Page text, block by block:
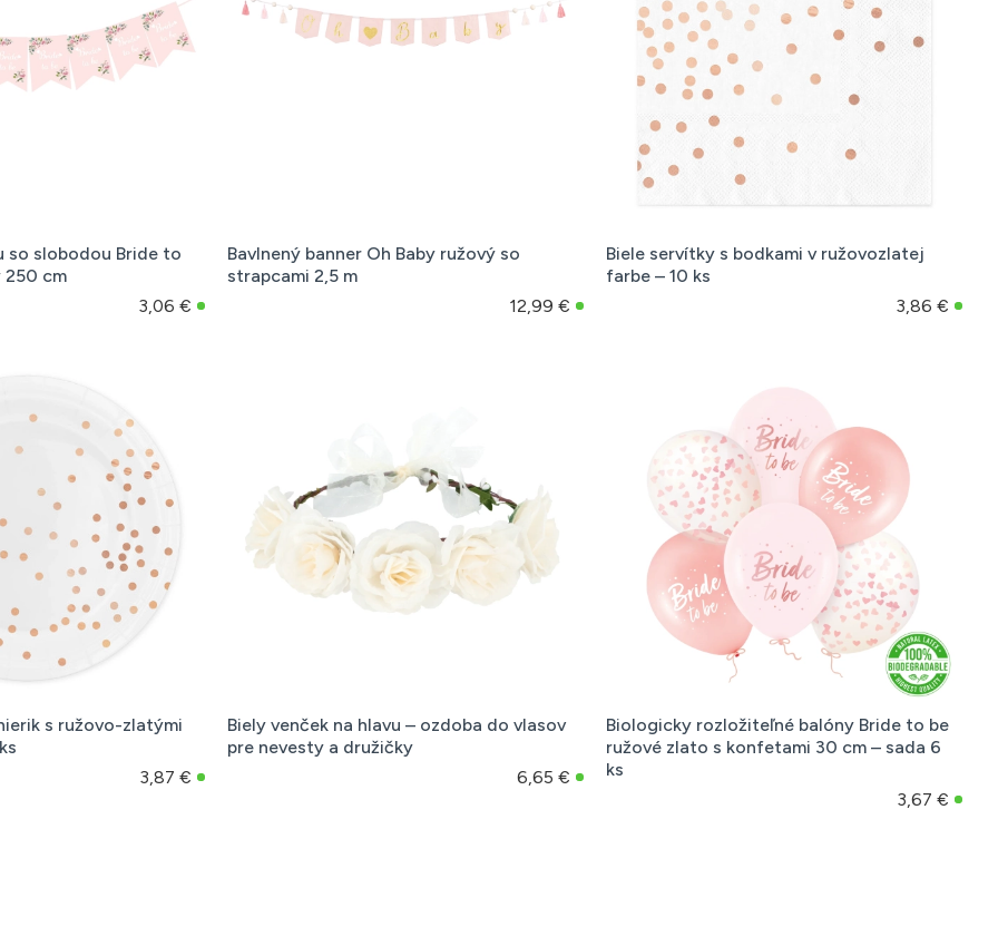
so slobodou Bride to
250 cm
3,06 €
Bavlnený banner Oh Baby ružový so
strapcami 2,5 m
12,99 €
Biele servítky s bodkami v ružovozlatej
farbe – 10 ks
3,86 €
s ružovo-zlatými
3,87 €
Biely venček na hlavu – ozdoba do vlasov
pre nevesty a družičky
6,65 €
Biologicky rozložiteľné balóny Bride to be
ružové zlato s konfetami 30 cm – sada 6
ks
3,67 €